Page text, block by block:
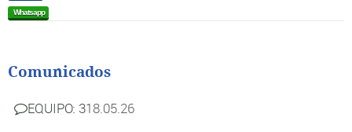
Whatsapp
Comunicados
EQUIPO: 318.05.26